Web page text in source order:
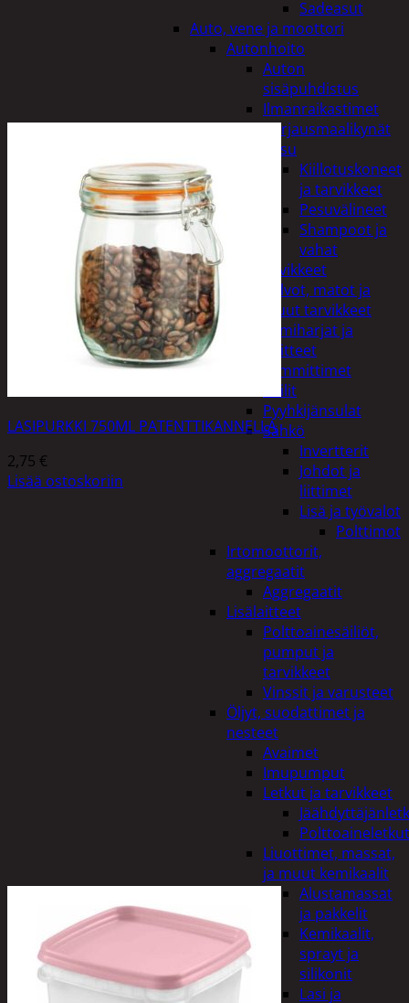
Sadeasut
Auto, vene ja moottori
Autonhoito
Auton
sisäpuhdistus
Ilmanraikastimet
Korjausmaalikynät
Pesu
Kiillotuskoneet
ja tarvikkeet
Pesuvälineet
Shampoot ja
vahat
Autotarvikkeet
Kalvot, matot ja
muut tarvikkeet
Lumiharjat ja
peitteet
Lämmittimet
Peilit
Pyyhkijänsulat
Sähkö
Invertterit
Johdot ja
liittimet
Lisä ja työvalot
Polttimot
Irtomoottorit,
aggregaatit
Aggregaatit
Lisälaitteet
Polttoainesäiliöt,
pumput ja
tarvikkeet
Vinssit ja varusteet
Öljyt, suodattimet ja
nesteet
Avaimet
Imupumput
Letkut ja tarvikkeet
Polttoaineletkut
Liuottimet, massat,
ja muut kemikaalit
Alustamassat
ja pakkelit
Kemikaalit,
sprayt ja
silikonit
Lasi ja
LASIPURKKI 750ML PATENTTIKANNELLA
2,75 €
Lisää ostoskoriin